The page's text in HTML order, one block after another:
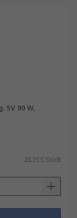
5V 90 W,
28,59 €/Stück